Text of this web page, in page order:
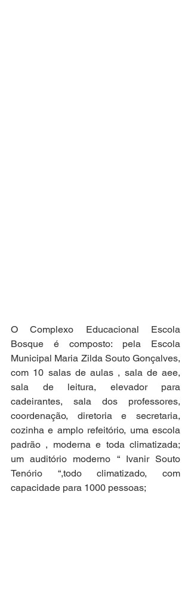
O Complexo Educacional Escola
Bosque é composto: pela Escola
Municipal Maria Zilda Souto Gonçalves,
com 10 salas de aulas , sala de aee,
sala de leitura, elevador para
cadeirantes, sala dos professores,
coordenação, diretoria e secretaria,
cozinha e amplo refeitório, uma escola
padrão , moderna e toda climatizada;
um auditório moderno “ Ivanir Souto
Tenório “,todo climatizado, com
capacidade para 1000 pessoas;